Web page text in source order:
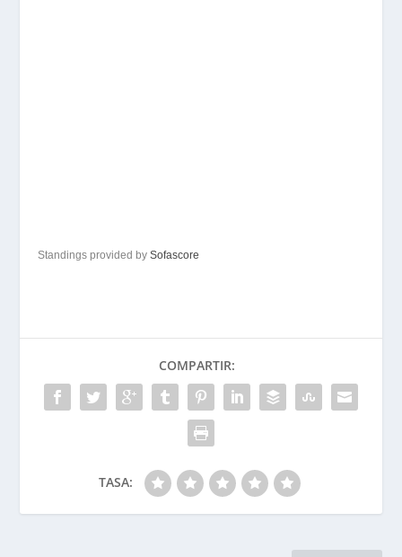
Standings provided bySofascore
COMPARTIR:
TASA: